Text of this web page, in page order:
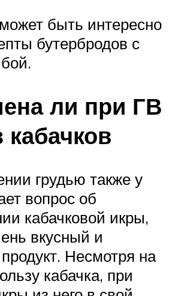
быть интересно
бутербродов с
ли при ГВ
кабачков
грудью также у
вопрос об
кабачковой икры,
вкусный и
Несмотря на
кабачка, при